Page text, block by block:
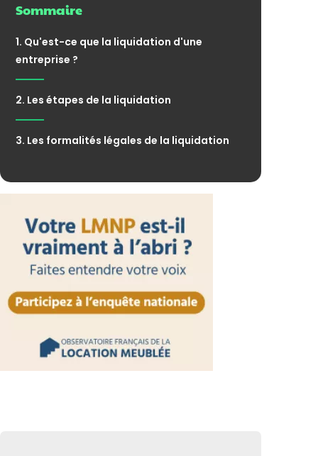
Sommaire
1. Qu'est-ce que la liquidation d'une
entreprise ?
2. Les étapes de la liquidation
3. Les formalités légales de la liquidation